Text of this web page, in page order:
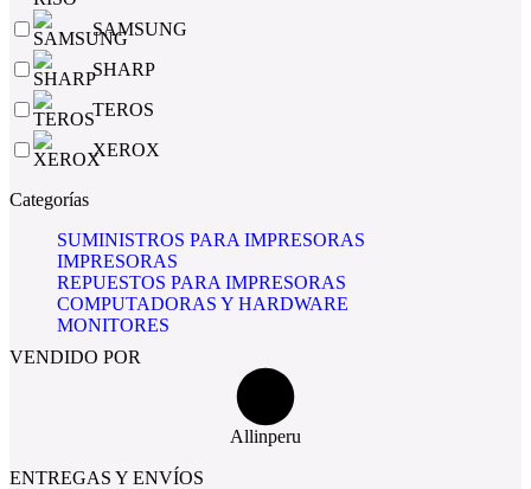
SAMSUNG
SHARP
TEROS
XEROX
Categorías
SUMINISTROS PARA IMPRESORAS
IMPRESORAS
REPUESTOS PARA IMPRESORAS
COMPUTADORAS Y HARDWARE
MONITORES
VENDIDO POR
Allinperu
ENTREGAS Y ENVÍOS